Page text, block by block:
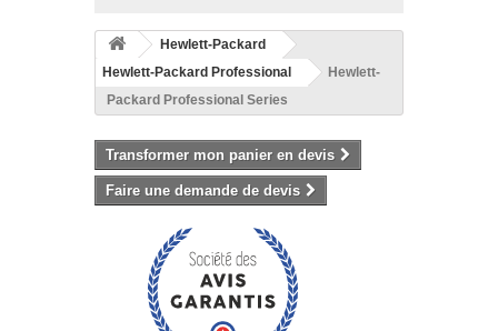
Hewlett-Packard
Hewlett-Packard Professional
Hewlett-
Packard Professional Series
Transformer mon panier en devis
Faire une demande de devis